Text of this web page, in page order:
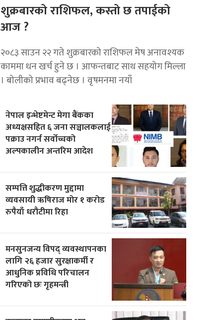
शुक्रबारको राशिफल, कस्तो छ तपाईको
आज ?
२०८३ साउन २२ गते शुक्रबारको राशिफल मेष अनावश्यक
काममा धन खर्च हुने छ । आफन्तबाट साथ सहयोग मिल्ला
। बोलीको प्रभाव बढ्नेछ । वृषमनमा नयाँ
नेपाल इन्भेष्टमेन्ट मेगा बैंकका
अध्यक्षसहित ६ जना सञ्चालकलाई
पक्राउ नगर्न सर्वोच्चको
अल्पकालीन अन्तरिम आदेश
सम्पत्ति शुद्धीकरण मुद्दामा
व्यवसायी ऋषिराज मोर १ करोड
रुपैयाँ धरौटीमा रिहा
मनसुनजन्य विपद् व्यवस्थापनका
लागि २६ हजार सुरक्षाकर्मी र
आधुनिक प्रविधि परिचालन
गरिएको छः गृहमन्त्री